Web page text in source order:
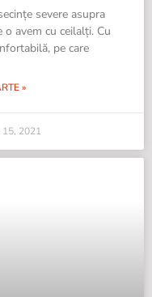
severe asupra
o avem cu ceilalți. Cu
pe care
»
15, 2021